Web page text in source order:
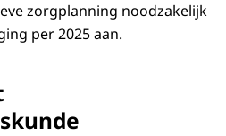
zorgplanning noodzakelijk
per 2025 aan.